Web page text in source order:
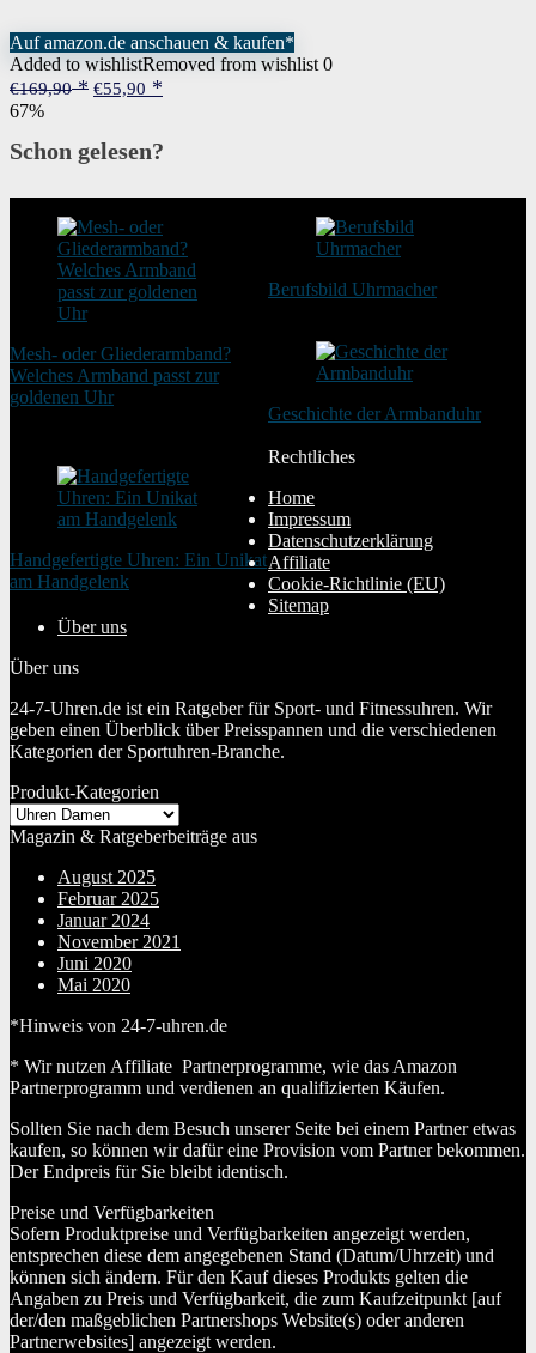
Auf amazon.de anschauen & kaufen*
Added to wishlistRemoved from wishlist 0
€169,90
Ursprünglicher
€169,90
€55,90
€55,90.
67%
Schon gelesen?
Mesh- oder Gliederarmband?
Welches Armband passt zur
goldenen Uhr
Berufsbild Uhrmacher
Geschichte der Armbanduhr
Handgefertigte Uhren: Ein Unikat
am Handgelenk
Rechtliches
Home
Impressum
Datenschutzerklärung
Affiliate
Cookie-Richtlinie (EU)
Sitemap
Über uns
Über uns
24-7-Uhren.de ist ein Ratgeber für Sport- und Fitnessuhren. Wir
geben einen Überblick über Preisspannen und die verschiedenen
Kategorien der Sportuhren-Branche.
Produkt-Kategorien
Magazin & Ratgeberbeiträge aus
August 2025
Februar 2025
Januar 2024
November 2021
Juni 2020
Mai 2020
*Hinweis von 24-7-uhren.de
* Wir nutzen Affiliate Partnerprogramme, wie das Amazon
Partnerprogramm und verdienen an qualifizierten Käufen.
Sollten Sie nach dem Besuch unserer Seite bei einem Partner etwas
kaufen, so können wir dafür eine Provision vom Partner bekommen.
Der Endpreis für Sie bleibt identisch.
Preise und Verfügbarkeiten
Sofern Produktpreise und Verfügbarkeiten angezeigt werden,
entsprechen diese dem angegebenen Stand (Datum/Uhrzeit) und
können sich ändern. Für den Kauf dieses Produkts gelten die
Angaben zu Preis und Verfügbarkeit, die zum Kaufzeitpunkt [auf
der/den maßgeblichen Partnershops Website(s) oder anderen
Partnerwebsites] angezeigt werden.